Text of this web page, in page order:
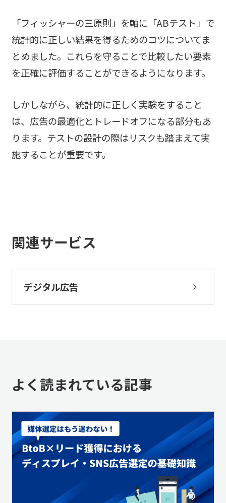
「フィッシャーの三原則」を軸に「ABテスト」で
統計的に正しい結果を得るためのコツについてま
とめました。これらを守ることで比較したい要素
を正確に評価することができるようになります。
しかしながら、統計的に正しく実験をすること
は、広告の最適化とトレードオフになる部分もあ
ります。テストの設計の際はリスクも踏まえて実
施することが重要です。
関連サービス
デジタル広告
よく読まれている記事